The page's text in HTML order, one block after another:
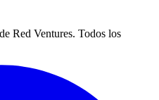
Red Ventures. Todos los